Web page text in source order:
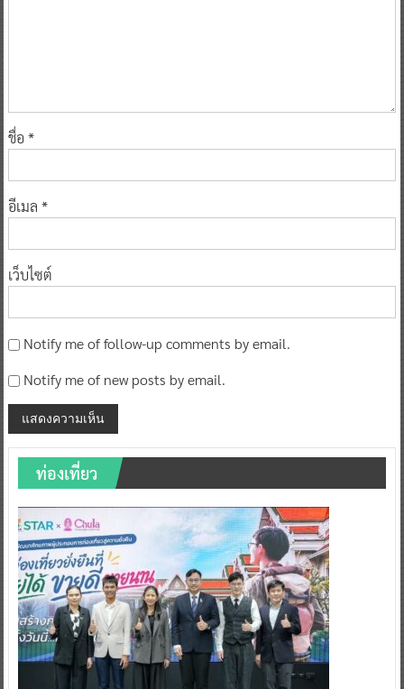
ชื่อ *
อีเมล *
เว็บไซต์
Notify me of follow-up comments by email.
Notify me of new posts by email.
ท่องเที่ยว